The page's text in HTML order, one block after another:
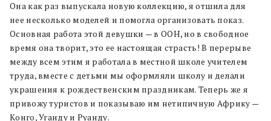
Она как раз выпускала новую коллекцию, я отшила для
нее несколько моделей и помогла организовать показ.
Основная работа этой девушки — в ООН, но в свободное
время она творит, это ее настоящая страсть! В перерыве
между всем этим я работала в местной школе учителем
труда, вместе с детьми мы оформляли школу и делали
украшения к рождественским праздникам. Теперь же я
привожу туристов и показываю им нетипичную Африку —
Конго, Уганду и Руанду.